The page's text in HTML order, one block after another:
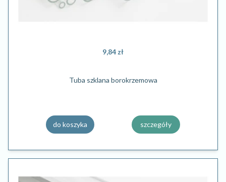
9,84 zł
Tuba szklana borokrzemowa
do koszyka szczegóły